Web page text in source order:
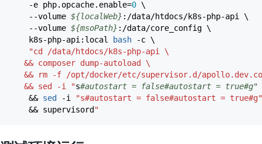
-e php.opcache.enable=0 \
--volume ${localWeb} : /data/htdocs/k8s-php-api \
--volume ${msoPath} : /data/core_config \
k8s-php-api:local bash -c \
"cd /data/htdocs/k8s-php-api \
&& composer dump-autoload \
&& rm -f /opt/docker/etc/supervisor.d/
&& sed -i "s#autostart = false#autostart =
&& sed -i
"s#autostart = false#autostart = true#g"
&&supervisord"